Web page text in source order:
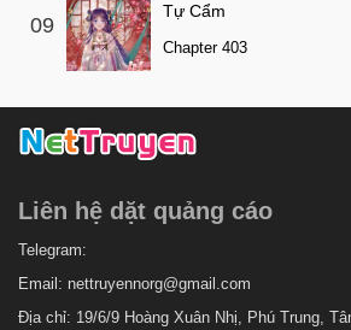
Chapter 120
Chapter 119
Chapter 117
Chapter 115 6 tháng
Chapter 114
Chapter 113
09
Tự Cẩm
Chapter 403
Liên hệ dặt quảng cáo
Telegram:
Email: nettruyennorg@gmail.com
Địa chỉ: 19/6/9 Hoàng Xuân Nhị, Phú Trung,